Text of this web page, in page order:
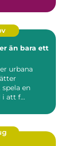
än bara ett
urbana
en
i att f...